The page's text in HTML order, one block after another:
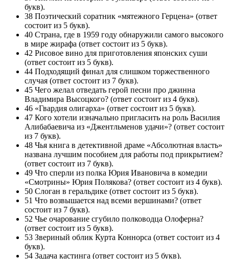
букв).
38 Поэтический соратник «мятежного Герцена» (ответ
состоит из 5 букв).
40 Страна, где в 1959 году обнаружили самого высокого
в мире жирафа (ответ состоит из 5 букв).
42 Рисовое вино для приготовления японских суши
(ответ состоит из 5 букв).
44 Подходящий финал для слишком торжественного
случая (ответ состоит из 7 букв).
45 Чего желал отведать герой песни про джинна
Владимира Высоцкого? (ответ состоит из 4 букв).
46 «Гвардия олигарха» (ответ состоит из 5 букв).
47 Кого хотели изначально пригласить на роль Василия
Алибабаевича из «Джентльменов удачи»? (ответ состоит
из 7 букв).
48 Чья книга в детективной драме «Абсолютная власть»
названа лучшим пособием для работы под прикрытием?
(ответ состоит из 7 букв).
49 Что сперли из полка Юрия Ивановича в комедии
«Смотрины» Юрия Полякова? (ответ состоит из 4 букв).
50 Слоган в геральдике (ответ состоит из 5 букв).
51 Что возвышается над всеми вершинами? (ответ
состоит из 7 букв).
52 Чье очарование сгубило полководца Олоферна?
(ответ состоит из 5 букв).
53 Звериный облик Курта Коннорса (ответ состоит из 4
букв).
54 Задача кастинга (ответ состоит из 5 букв).